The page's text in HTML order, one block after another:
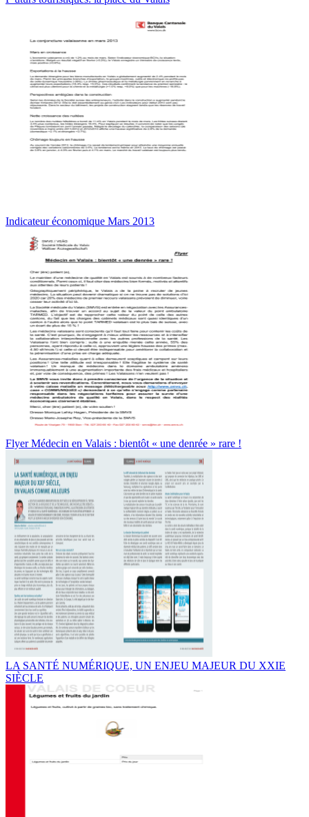
Indicateur économique Mars 2013
Flyer Médecin en Valais : bientôt « une denrée » rare !
LA SANTÉ NUMÉRIQUE, UN ENJEU MAJEUR DU XXIE
SIÈCLE